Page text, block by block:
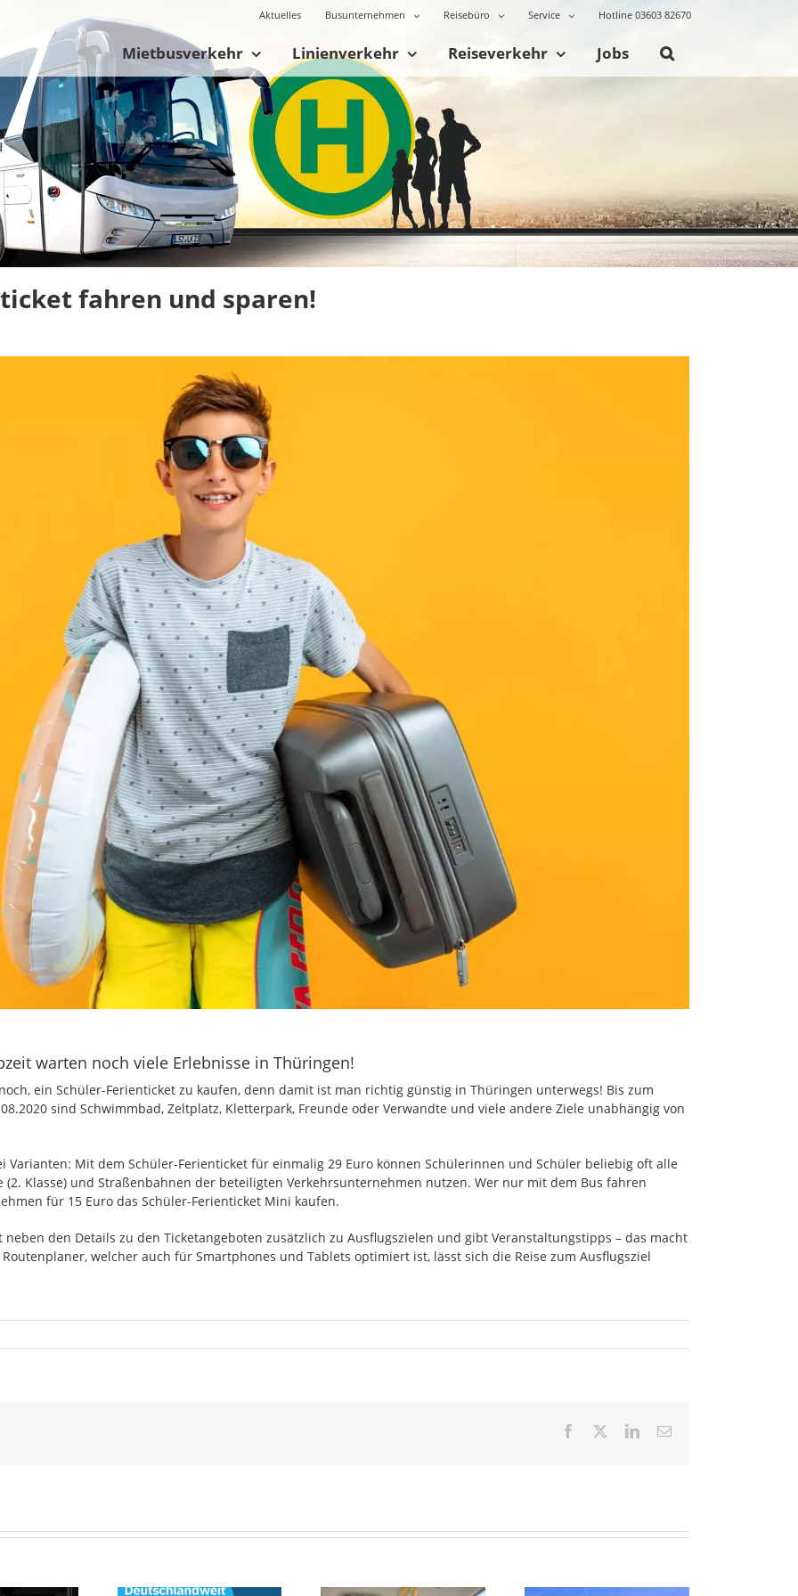
Aktuelles Busunternehmen Reisebüro Service Hotline 03603 82670
Mietbusverkehr Linienverkehr Reiseverkehr Jobs
fahren und sparen!
warten noch viele Erlebnisse in Thüringen!
ein Schüler-Ferienticket zu kaufen, denn damit ist man richtig günstig in Thüringen unterwegs! Bis zum
sind Schwimmbad, Zeltplatz, Kletterpark, Freunde oder Verwandte und viele andere Ziele unabhängig von
Varianten: Mit dem Schüler-Ferienticket für einmalig 29 Euro können Schülerinnen und Schüler beliebig oft alle
(2. Klasse) und Straßenbahnen der beteiligten Verkehrsunternehmen nutzen. Wer nur mit dem Bus fahren
für 15 Euro das Schüler-Ferienticket Mini kaufen.
den Details zu den Ticketangeboten zusätzlich zu Ausflugszielen und gibt Veranstaltungstipps – das macht
welcher auch für Smartphones und Tablets optimiert ist, lässt sich die Reise zum Ausflugsziel
Facebook LinkedIn
E-